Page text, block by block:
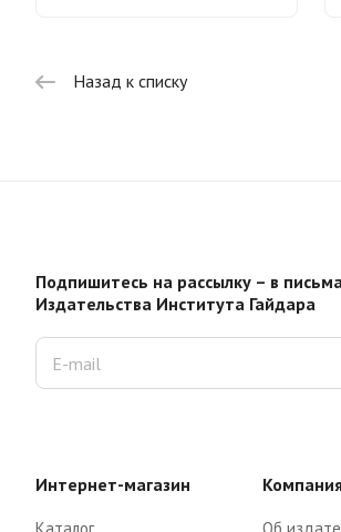
Назад к списку
Подпишитесь на рассылку – в
Издательства Института Гайдара
Интернет-магазин